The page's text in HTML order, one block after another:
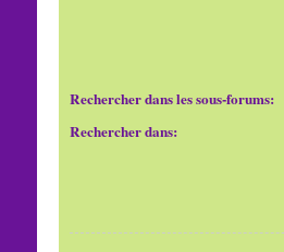
Rechercher dans les sous-forums:
Rechercher dans: